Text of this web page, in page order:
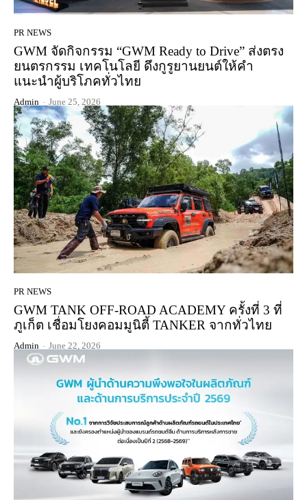
PR NEWS
GWM จัดกิจกรรม “GWM Ready to Drive” ส่งตรง
ยนตรกรรม เทคโนโลยี ดึงกูรูยานยนต์ให้คำ
แนะนำผู้บริโภคทั่วไทย
Admin - June 25, 2026
PR NEWS
GWM TANK OFF-ROAD ACADEMY ครั้งที่ 3 ที่
ภูเก็ต เชื่อมโยงคอมมูนิตี้ TANKER จากทั่วไทย
Admin - June 22, 2026